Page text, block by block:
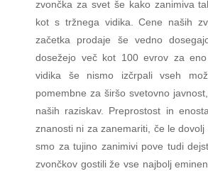
zvončka za svet še kako zanimiva
kot s tržnega vidika. Cene naših
začetka prodaje še vedno
dosežejo več kot 100 evrov za
vidika še nismo izčrpali vseh
pomembne za širšo svetovno
naših raziskav. Preprostost in
znanosti ni za zanemariti, če le
smo za tujino zanimivi pove tudi
zvončkov gostili že vse najbolj